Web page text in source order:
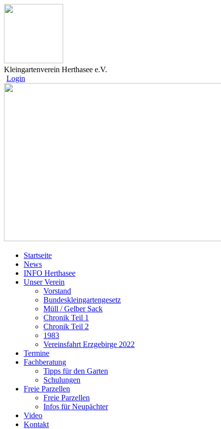
Kleingartenverein Herthasee e.V.
Login
Startseite
News
INFO Herthasee
Unser Verein
Vorstand
Bundeskleingartengesetz
Müll / Gelber Sack
Chronik Teil 1
Chronik Teil 2
1983
Vereinsfahrt Erzgebirge 2022
Termine
Fachberatung
Tipps für den Garten
Schulungen
Freie Parzellen
Freie Parzellen
Infos für Neupächter
Video
Kontakt